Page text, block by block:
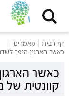
דף הבית
מאמרים
כאשר הארגון הופך
כאשר
קוונטית של